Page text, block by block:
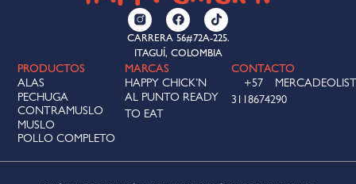
CARRERA 56#72A-225.
ITAGUÍ, COLOMBIA
PRODUCTOS
ALAS
PECHUGA
CONTRAMUSLO
MUSLO
POLLO COMPLETO
MARCAS
HAPPY CHICK’N
AL PUNTO READY
TO EAT
CONTACTO
+57
3118674290